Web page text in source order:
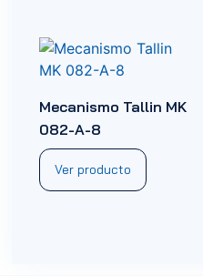
Mecanismo Tallin MK
082-A-8
Ver producto